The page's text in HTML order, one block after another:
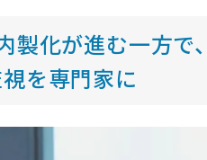
製化が進む一方
を専門家に